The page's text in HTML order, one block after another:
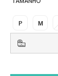
P M